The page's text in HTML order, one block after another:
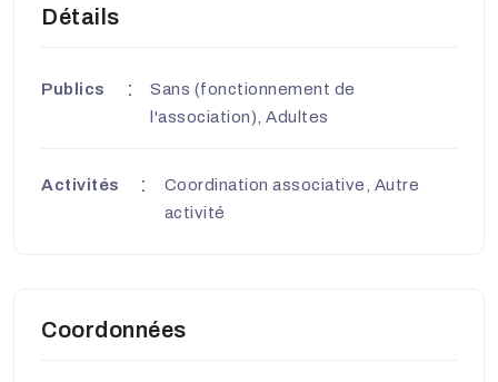
Détails
Publics
Sans (fonctionnement de
l'association), Adultes
Activités
Coordination associative, Autre
activité
Coordonnées